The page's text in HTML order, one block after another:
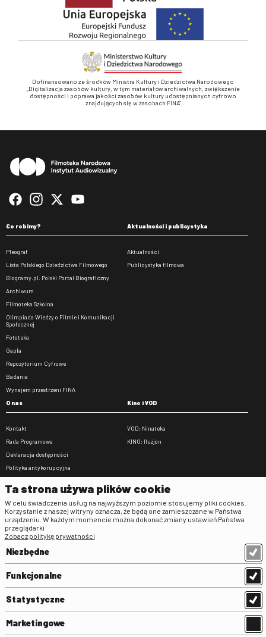
Dofinansowano ze środków Ministra Kultury i Dziedzictwa Narodowego
„Digitalizacja zasobów kultury, w tym materiałów archiwalnych, zwiększenie
dostępności i poprawa jakości zasobów kultury udostępnianych cyfrowo
znajdujących się w zasobach FINA”
Co robimy?
Pleograf
Lista Polskiego Dziedzictwa Filmowego
Biogramy.pl. Polski Portal Biograficzny
Archiwum
Filmoteka Szkolna
Olimpiada Wiedzy o Filmie i Komunikacji
Społecznej
Fototeka
Gapla
Repozytorium Cyfrowe
Badania
Wynajem przestrzeni FINA
Aktualności i publicystyka
Aktualności
Publicystyka filmowa
O nas
Kontakt
Rada Programowa
Deklaracja dostępności
Polityka antykorupcyjna
Zamówienia publiczne
Praca w FINA
Kino i VOD
VOD: Ninateka
KINO: Iluzjon
Regulaminy
Klauzula informacyjna RODO
Regulamin użytkowania parkingu
Standardy ochrony małoletnich
Regulamin kina Iluzjon
Ta strona używa plików cookie
W celu świadczenia usług na najwyższym poziomie stosujemy pliki cookies.
Korzystanie z naszej witryny oznacza, że będą one zamieszczane w Państwa
urządzeniu. W każdym momencie można dokonać zmiany ustawień Państwa
przeglądarki
Zobacz politykę prywatności
Niezbędne
Funkcjonalne
Statystyczne
Marketingowe